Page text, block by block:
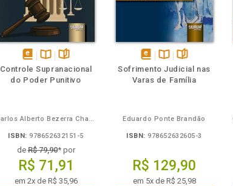
disponível
em
Disponível
na
páginas
Controle Supranacional
do Poder Punitivo
Carlos Alberto Bezerra Chagas
ISBN: 978652632151-5
deR$ 79,90* por
R$ 71,91
em 2x de R$ 35,96
disponível
em
Disponível
na
páginas
Sofrimento Judicial nas
Varas de Família
Eduardo Ponte Brandão
ISBN: 978652632605-3
R$ 129,90
em 5x de R$ 25,98
Também